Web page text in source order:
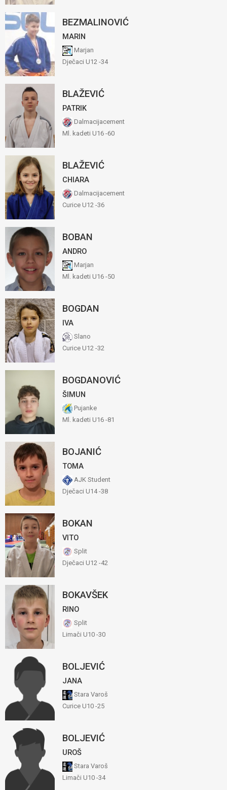
BEZMALINOVIĆ
MARIN
Marjan
Dječaci U12 -34
BLAŽEVIĆ
PATRIK
Dalmacijacement
Ml. kadeti U16 -60
BLAŽEVIĆ
CHIARA
Dalmacijacement
Curice U12 -36
BOBAN
ANDRO
Marjan
Ml. kadeti U16 -50
BOGDAN
IVA
Slano
Curice U12 -32
BOGDANOVIĆ
ŠIMUN
Pujanke
Ml. kadeti U16 -81
BOJANIĆ
TOMA
AJK Student
Dječaci U14 -38
BOKAN
VITO
Split
Dječaci U12 -42
BOKAVŠEK
RINO
Split
Limači U10 -30
BOLJEVIĆ
JANA
Stara Varoš
Curice U10 -25
BOLJEVIĆ
UROŠ
Stara Varoš
Limači U10 -34